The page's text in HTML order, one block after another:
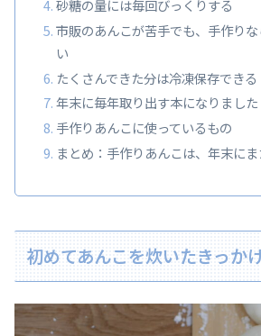
砂糖の量には毎回びっくりする
市販のあんこが苦手でも、手作り
い
たくさんできた分は冷凍保存できる
年末に毎年取り出す本になりました
手作りあんこに使っているもの
まとめ：手作りあんこは、年末に
初めてあんこを炊いたきっか